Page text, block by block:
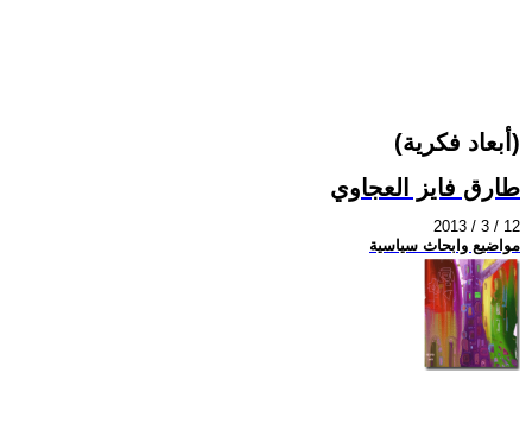
(أبعاد فكرية)
طارق فايز العجاوي
2013 / 3 / 12
مواضيع وابحاث سياسية